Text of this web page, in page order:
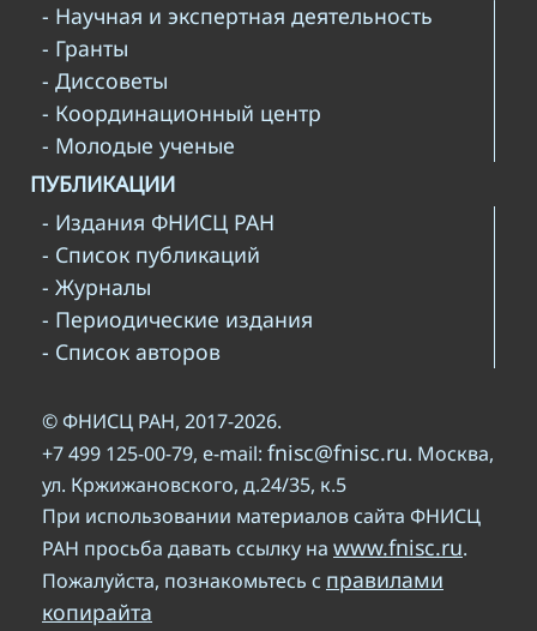
- Научная и экспертная деятельность
- Гранты
- Диссоветы
- Координационный центр
- Молодые ученые
ПУБЛИКАЦИИ
- Издания ФНИСЦ РАН
- Список публикаций
- Журналы
- Периодические издания
- Список авторов
© ФНИСЦ РАН, 2017-2026.
+7 499 125-00-79, e-mail: fnisc@fnisc.ru. Москва,
ул. Кржижановского, д.24/35, к.5
При использовании материалов сайта ФНИСЦ
РАН просьба давать ссылку на www.fnisc.ru.
Пожалуйста, познакомьтесь с правилами
копирайта